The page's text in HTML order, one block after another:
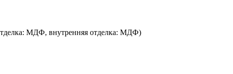
МДФ, внутренняя отделка: МДФ)